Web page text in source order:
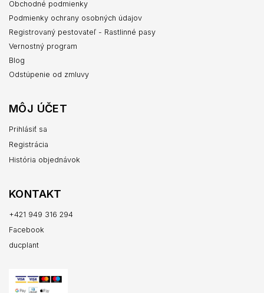
Obchodné podmienky
Podmienky ochrany osobných údajov
Registrovaný pestovateľ - Rastlinné pasy
Vernostný program
Blog
Odstúpenie od zmluvy
MÔJ ÚČET
Prihlásiť sa
Registrácia
História objednávok
KONTAKT
+421 949 316 294
Facebook
ducplant